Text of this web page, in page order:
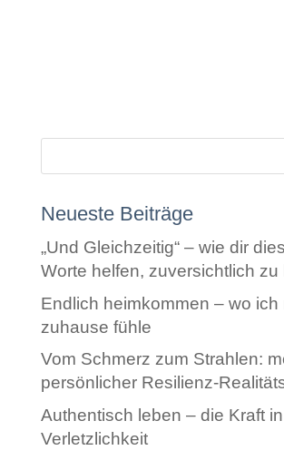
Neueste Beiträge
„Und Gleichzeitig“ – wie dir
Worte helfen, zuversichtlich zu
Endlich heimkommen – wo ich
zuhause fühle
Vom Schmerz zum Strahlen:
persönlicher Resilienz-
Authentisch leben – die Kraft
Verletzlichkeit